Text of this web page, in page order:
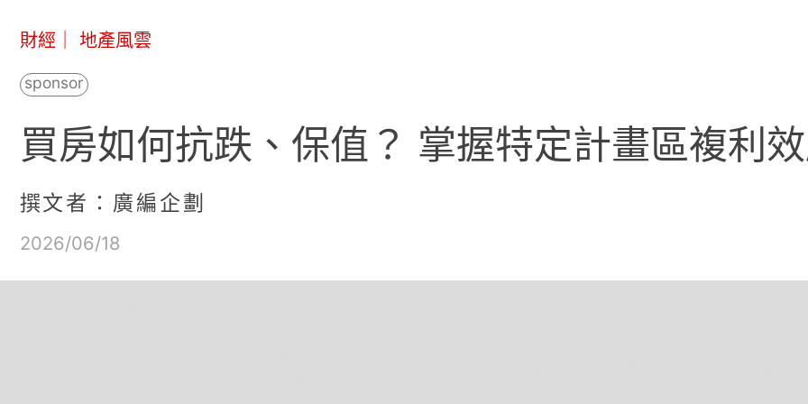
財經 地產風雲
買房如何抗跌、保值？ 掌握特定計畫區複利
撰文者：廣編企劃
2026/06/18